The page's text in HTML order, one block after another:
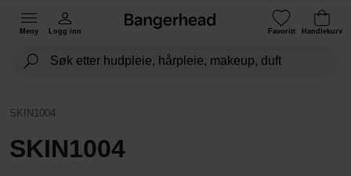
Meny Logg inn Favoritt Handlekurv
SKIN1004
SKIN1004